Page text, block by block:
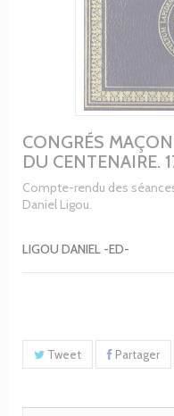
CONGRÉS
DU CENTENAIRE.
Compte-rendu des
Daniel Ligou.
LIGOU DANIEL -ED-
Tweet Partager